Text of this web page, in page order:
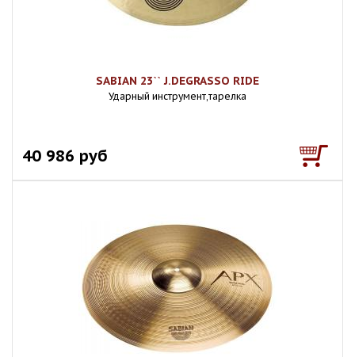
SABIAN 23`` J.DEGRASSO RIDE
Ударный инструмент,тарелка
40 986 руб